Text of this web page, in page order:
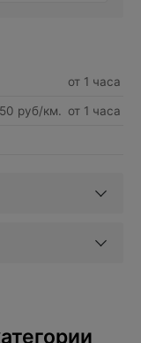
от 1 часа
руб/км. от 1 часа